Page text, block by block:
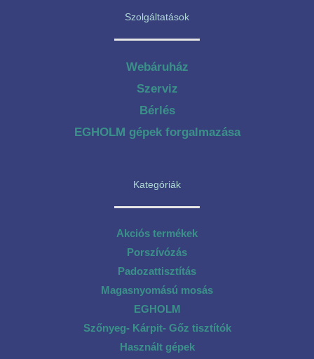
Szolgáltatások
Webáruház
Szerviz
Bérlés
EGHOLM gépek forgalmazása
Kategóriák
Akciós termékek
Porszívózás
Padozattisztítás
Magasnyomású mosás
EGHOLM
Szőnyeg- Kárpit- Gőz tisztítók
Használt gépek